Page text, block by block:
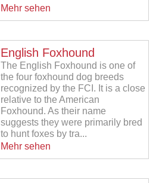
Mehr sehen
English Foxhound
The English Foxhound is one of
the four foxhound dog breeds
recognized by the FCI. It is a close
relative to the American
Foxhound. As their name
suggests they were primarily bred
to hunt foxes by tra...
Mehr sehen